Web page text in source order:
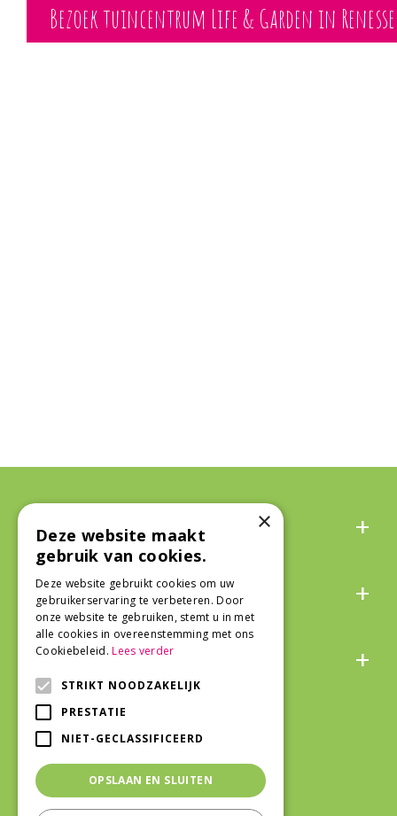
Bezoek tuincentrum Life & Garden in Renesse
Algemeen
Over ons
Snel naar
Veilig winkelen
×
Deze website maakt
gebruik van cookies.
Deze website gebruikt cookies om uw
gebruikerservaring te verbeteren. Door
onze website te gebruiken, stemt u in met
alle cookies in overeenstemming met ons
Cookiebeleid.Lees verder
STRIKT NOODZAKELIJK
PRESTATIE
NIET-GECLASSIFICEERD
OPSLAAN EN SLUITEN